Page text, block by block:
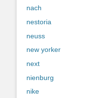
nach
nestoria
neuss
new yorker
next
nienburg
nike